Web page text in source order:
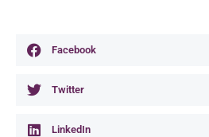
Facebook
Twitter
LinkedIn